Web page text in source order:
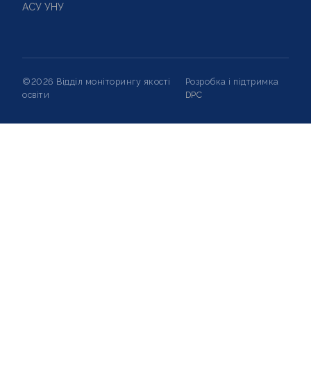
АСУ УНУ
©2026 Відділ моніторингу якості
освіти
Розробка і підтримка
DPC